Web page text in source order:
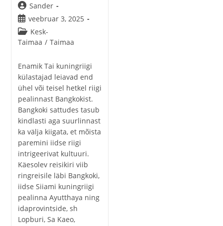
Post
author:
Sander
Post
published:
veebruar 3, 2025
Post
category:
Kesk-
Taimaa / Taimaa
Enamik Tai kuningriigi
külastajad leiavad end
ühel või teisel hetkel riigi
pealinnast Bangkokist.
Bangkoki sattudes tasub
kindlasti aga suurlinnast
ka välja kiigata, et mõista
paremini iidse riigi
intrigeerivat kultuuri.
Käesolev reisikiri viib
ringreisile läbi Bangkoki,
iidse Siiami kuningriigi
pealinna Ayutthaya ning
idaprovintside, sh
Lopburi, Sa Kaeo,